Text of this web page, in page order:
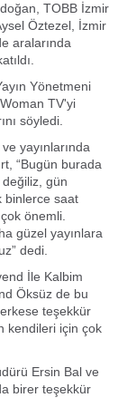
TOBB İzmir
Öztezel, İzmir
aralarında
Yönetmeni
TV'yi
söyledi.
yayınlarında
“Bugün burada
gün
binlerce saat
önemli.
güzel yayınlara
dedi.
İle Kalbim
Öksüz de bu
teşekkür
kendileri için çok
Ersin Bal ve
birer teşekkür